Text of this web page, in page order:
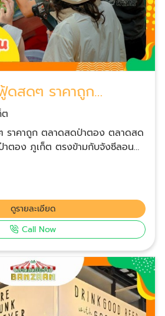
ดสดๆ ราคาถูก
ราคาถูก ตลาดสดป่าตอง ตลาดสด
าตอง ภูเก็ต ตรงข้ามกับจังซีลอน
ลาดและใต้ดิน ชั้นล่างจะเป็นที่ขาย
ลอปสเตอร์โลละ 1600-1800 ขึ้นกับ
1500 ปลาเก๋าโลละ 600 และยัง
งภู่ หอยหวาน นอกจากนี้ยังมีผัก
เมื่อเราซื้อของทะเลชั้นล่างได้มา
ารสุกชั้น 2 จะมีหลายร้านให้เลือก
ภูเก็ต สำหรับนักเดินทางท่อง
ะกะรน แหลมพรหมเทพ มาให้ถึงป่า
นซ้าน เป็นตลาดใหญ่และสวยหรู
บริการทุกวัน เวลา 06.00 - 24.00
ดูรายละเอียด
Call Now